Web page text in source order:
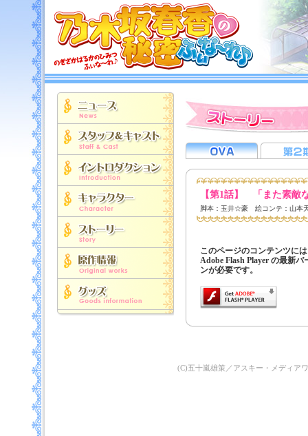
【第1話】 「また素敵
脚本：玉井☆豪 絵コンテ：山本
このページのコンテンツに
Adobe Flash Player の最新バ
ンが必要です。
(C)五十嵐雄策／アスキー・メディア